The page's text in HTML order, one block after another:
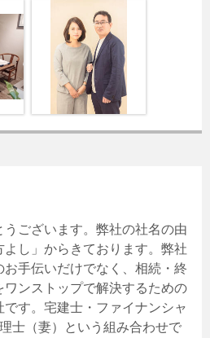
ございます。弊社の社名の由
し」からきております。弊社
手伝いだけでなく、相続・終
ンストップで解決するための
す。宅建士・ファイナンシャ
士（妻）という組み合わせで